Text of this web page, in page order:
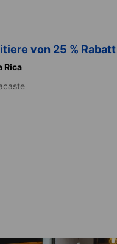
von 25 %
Rica